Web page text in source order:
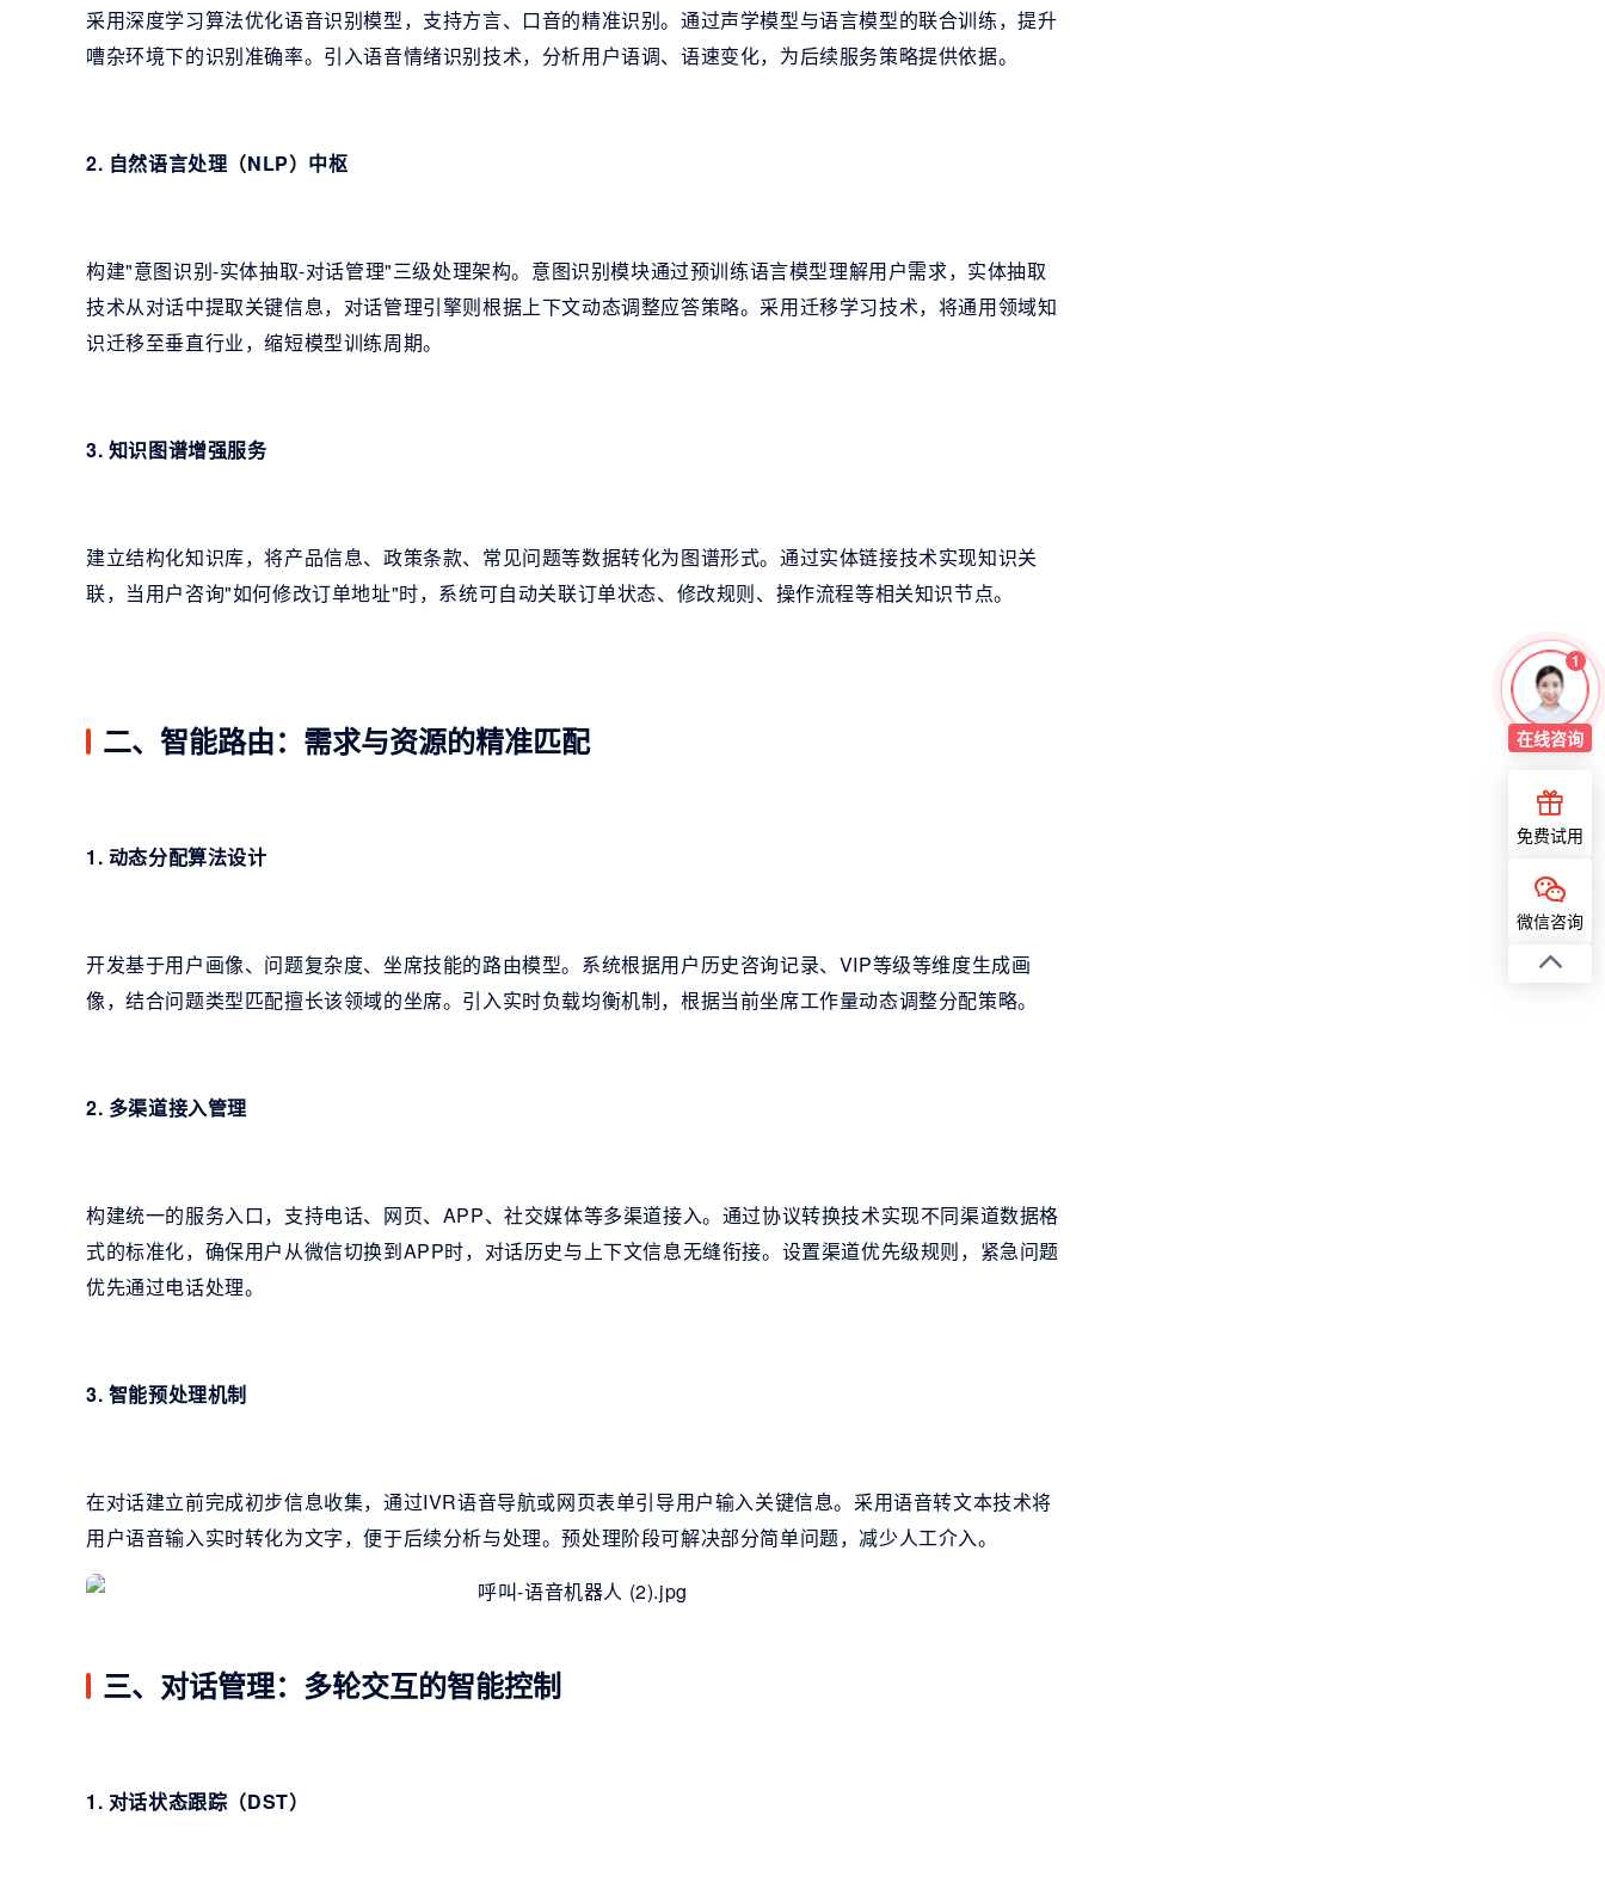
采用深度学习算法优化语音识别模型，支持方言、口音的精准识别。通过声学模型与语言模型的联合训练，提升
嘈杂环境下的识别准确率。引入语音情绪识别技术，分析用户语调、语速变化，为后续服务策略提供依据。
2. 自然语言处理（NLP）中枢
构建"意图识别-实体抽取-对话管理"三级处理架构。意图识别模块通过预训练语言模型理解用户需求，实体抽取
技术从对话中提取关键信息，对话管理引擎则根据上下文动态调整应答策略。采用迁移学习技术，将通用领域知
识迁移至垂直行业，缩短模型训练周期。
3. 知识图谱增强服务
建立结构化知识库，将产品信息、政策条款、常见问题等数据转化为图谱形式。通过实体链接技术实现知识关
联，当用户咨询"如何修改订单地址"时，系统可自动关联订单状态、修改规则、操作流程等相关知识节点。
二、智能路由：需求与资源的精准匹配
1. 动态分配算法设计
开发基于用户画像、问题复杂度、坐席技能的路由模型。系统根据用户历史咨询记录、VIP等级等维度生成画
像，结合问题类型匹配擅长该领域的坐席。引入实时负载均衡机制，根据当前坐席工作量动态调整分配策略。
2. 多渠道接入管理
构建统一的服务入口，支持电话、网页、APP、社交媒体等多渠道接入。通过协议转换技术实现不同渠道数据格
式的标准化，确保用户从微信切换到APP时，对话历史与上下文信息无缝衔接。设置渠道优先级规则，紧急问题
优先通过电话处理。
3. 智能预处理机制
在对话建立前完成初步信息收集，通过IVR语音导航或网页表单引导用户输入关键信息。采用语音转文本技术将
用户语音输入实时转化为文字，便于后续分析与处理。预处理阶段可解决部分简单问题，减少人工介入。
三、对话管理：多轮交互的智能控制
1. 对话状态跟踪（DST）
1
在线咨询
免费试用
微信咨询